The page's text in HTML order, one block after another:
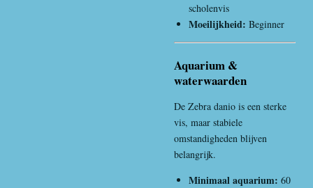
scholenvis
Moeilijkheid: Beginner
Aquarium &
waterwaarden
De Zebra danio is een sterke
vis, maar stabiele
omstandigheden blijven
belangrijk.
Minimaal aquarium: 60